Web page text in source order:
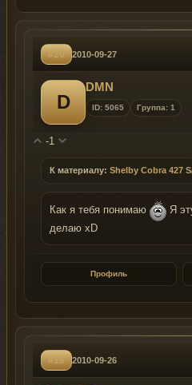
#20 2010-09-27
D
DMN
ID: 5065 Группа: 1
-1
К материалу: Shelby Cobra 427
Как я тебя понимаю
Я
делаю xD
Профиль
#18 2010-09-26